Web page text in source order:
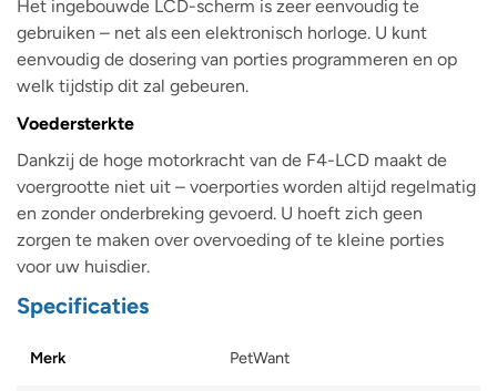
Het ingebouwde LCD-scherm is zeer eenvoudig te
gebruiken – net als een elektronisch horloge. U kunt
eenvoudig de dosering van porties programmeren en op
welk tijdstip dit zal gebeuren.
Voedersterkte
Dankzij de hoge motorkracht van de F4-LCD maakt de
voergrootte niet uit – voerporties worden altijd regelmatig
en zonder onderbreking gevoerd. U hoeft zich geen
zorgen te maken over overvoeding of te kleine porties
voor uw huisdier.
Specificaties
Merk PetWant